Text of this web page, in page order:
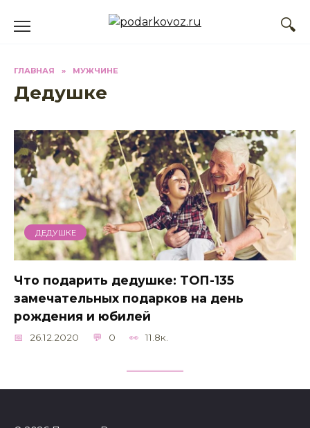
ГЛАВНАЯ » МУЖЧИНЕ
Дедушке
ДЕДУШКЕ
Что подарить дедушке: ТОП-135
замечательных подарков на день
рождения и юбилей
26.12.2020 0 11.8к.